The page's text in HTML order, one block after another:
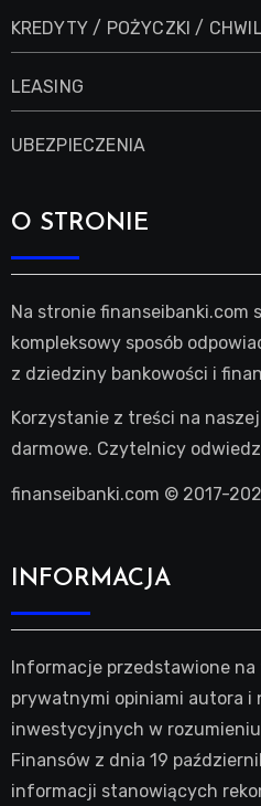
KREDYTY / POŻYCZKI /
LEASING
UBEZPIECZENIA
O STRONIE
Na stronie finanseibanki.com
kompleksowy sposób
z dziedziny bankowości i
Korzystanie z treści na
darmowe. Czytelnicy
finanseibanki.com © 2017-
INFORMACJA
Informacje przedstawione
prywatnymi opiniami autora i
inwestycyjnych w
Finansów z dnia 19
informacji stanowiących